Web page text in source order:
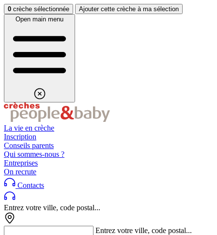
Aller au contenuAller au footer
0 crèche sélectionnée
Ajouter cette crèche à ma sélection
Open main menu
La vie en crèche
Inscription
Conseils parents
Qui sommes-nous ?
Entreprises
On recrute
Contacts
Entrez votre ville, code postal...
Entrez votre ville, code postal...